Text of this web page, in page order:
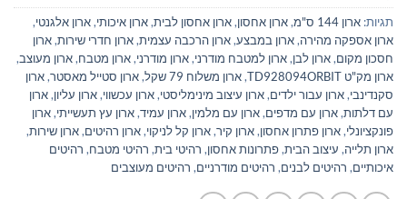
תגיות: ארון 144 ס"מ ,ארון אחסון,ארון אחסון לבית,ארון איכותי,ארון אלגנטי,
ארון אספקה מהירה,ארון במבצע,ארון הרכבה עצמית,ארון חדרי שירות,ארון
חסכון מקום,ארון לבן,ארון למטבח מודרני,ארון מודרני,ארון מטבח,ארון מעוצב,
ארון מק"ט TD928094ORBIT
,ארון משלוח 79 שקל ,ארון סטייל מאסטר,ארון
סקנדינבי,ארון עבור ילדים,ארון עיצוב מינימליסטי,ארון עכשווי,ארון עליון,ארון
עם דלתות,ארון עם מדפים,ארון עם מלמין,ארון עמיד,ארון עץ תעשייתי,ארון
פונקציונלי,ארון פתרון אחסון,ארון קיר,ארון קל לניקוי,ארון רהיטים,ארון שירות,
ארון תלייה, עיצוב הבית,פתרונות אחסון, רהיטי בית, רהיטי מטבח, רהיטים
איכותיים, רהיטים לבנים, רהיטים מודרניים, רהיטים מעוצבים